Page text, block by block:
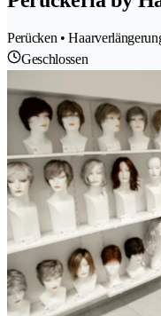
Perücken •
Geschlossen